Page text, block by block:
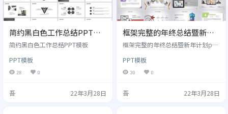
简约黑白色工作总结PPT模
板
简约黑白色工作总结PPT模板
PPT模板
28 0
吾 22年3月28日
框架完整的年终总结暨新年
ppt模板
框架完整的年终总结暨新年计划ppt
PPT模板
30 0
吾 22年3月28日